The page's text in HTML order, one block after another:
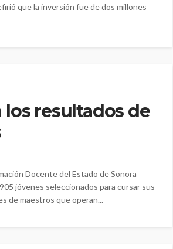
que la inversión fue de dos millones
los resultados de
Docente del Estado de Sonora
jóvenes seleccionados para cursar sus
de maestros que operan...